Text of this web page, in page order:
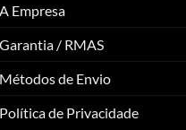
A Empresa
Garantia / RMAS
Métodos de Envio
Política de Privacidade